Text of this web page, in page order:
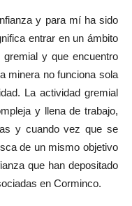
y para mí ha sido
entrar en un ámbito
y que encuentro
minera no funciona sola
La actividad gremial
y llena de trabajo,
y cuando vez que se
de un mismo objetivo
que han depositado
en Corminco.